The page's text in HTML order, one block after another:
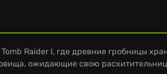
Raider I, где древние гробницы
ожидающие свою